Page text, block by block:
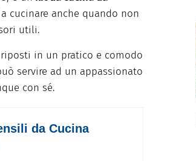
cucinare anche quando non
utili.
riposti in un pratico e comodo
servire ad un appassionato
con sé.
da Cucina